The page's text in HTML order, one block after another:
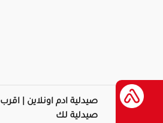
صيدلية ادم اونلاين | اقرب
صيدلية لك